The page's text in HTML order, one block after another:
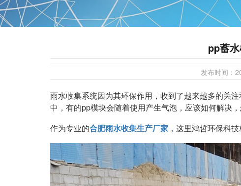
pp蓄
发布时间：
雨水收集系统因为其环保作用，收到了越来越多的关
中，有的pp模块会随着使用产生气泡，应该如何解决
作为专业的合肥雨水收集生产厂家 ，这里鸿哲环保科